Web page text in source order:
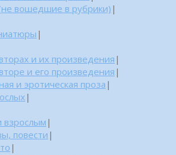
вошедшие в рубрики) |
|
и их произведения |
и его произведения |
и эротическая проза |
|
взрослым |
повести |
|